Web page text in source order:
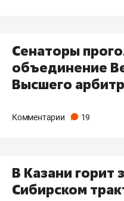
Сенаторы
объединение
Высшего
Комментарии 19
В Казани горит
Сибирском